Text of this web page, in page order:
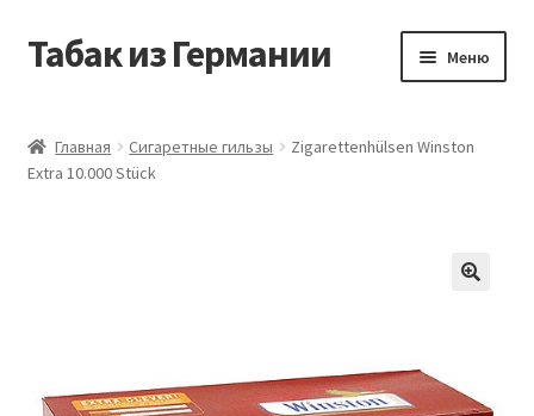
Перейти
Перейти
Табак из Германии Меню
Аккаунт
Главная Сигаретные гильзы
Zigarettenhülsen Winston
Extra 10.000 Stück